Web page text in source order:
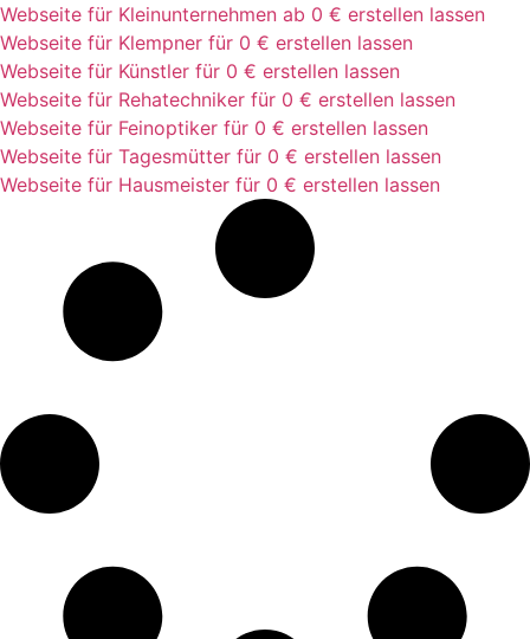
Webseite für Kleinunternehmen ab 0 € erstellen lassen
Webseite für Klempner für 0 € erstellen lassen
Webseite für Künstler für 0 € erstellen lassen
Webseite für Rehatechniker für 0 € erstellen lassen
Webseite für Feinoptiker für 0 € erstellen lassen
Webseite für Tagesmütter für 0 € erstellen lassen
Webseite für Hausmeister für 0 € erstellen lassen